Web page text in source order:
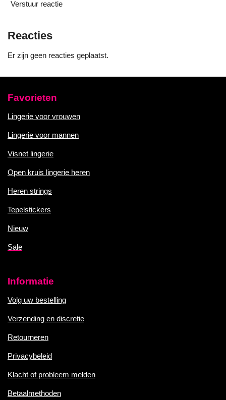
Verstuur reactie
Reacties
Er zijn geen reacties geplaatst.
Favorieten
Lingerie voor vrouwen
Lingerie voor mannen
Visnet lingerie
Open kruis lingerie heren
Heren strings
Tepelstickers
Nieuw
Sale
Informatie
Volg uw bestelling
Verzending en discretie
Retourneren
Privacybeleid
Klacht of probleem melden
Betaalmethoden